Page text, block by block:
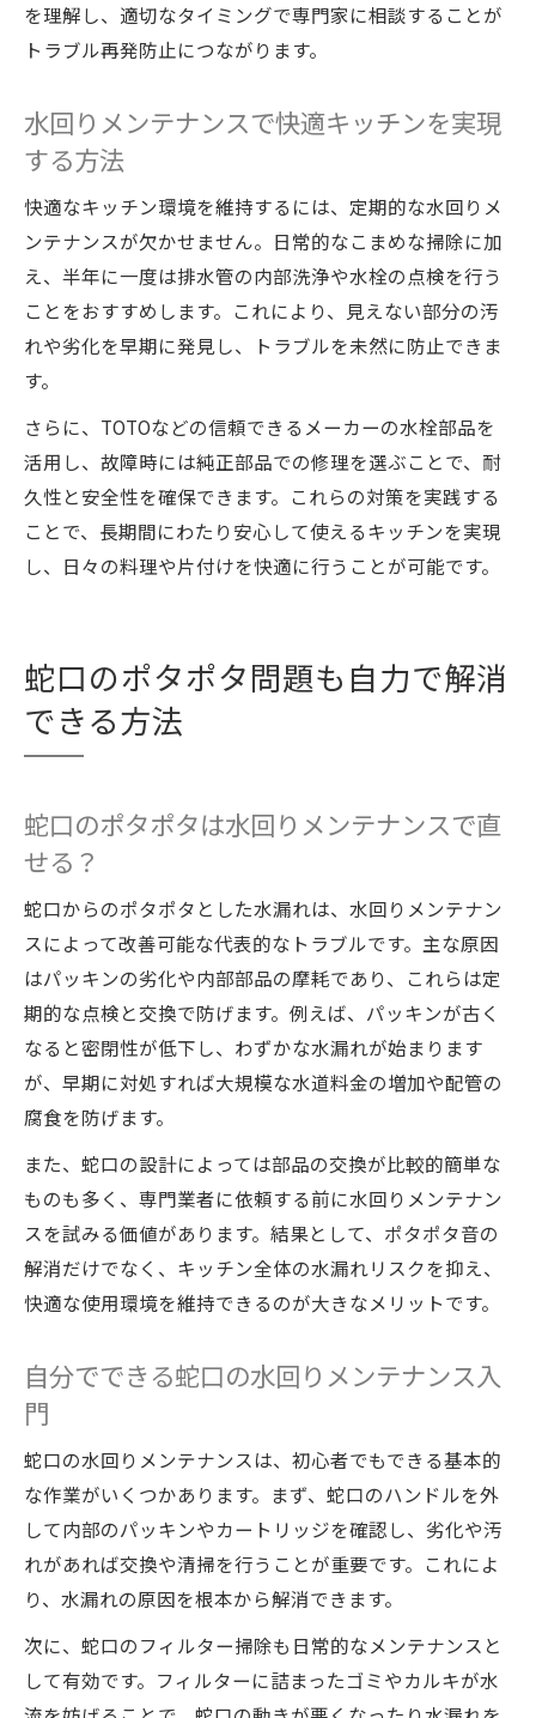
を理解し、適切なタイミングで専門家に相談することが
トラブル再発防止につながります。
水回りメンテナンスで快適キッチンを実現
する方法
快適なキッチン環境を維持するには、定期的な水回りメ
ンテナンスが欠かせません。日常的なこまめな掃除に加
え、半年に一度は排水管の内部洗浄や水栓の点検を行う
ことをおすすめします。これにより、見えない部分の汚
れや劣化を早期に発見し、トラブルを未然に防止できま
す。
さらに、TOTOなどの信頼できるメーカーの水栓部品を
活用し、故障時には純正部品での修理を選ぶことで、耐
久性と安全性を確保できます。これらの対策を実践する
ことで、長期間にわたり安心して使えるキッチンを実現
し、日々の料理や片付けを快適に行うことが可能です。
蛇口のポタポタ問題も自力で解消
できる方法
蛇口のポタポタは水回りメンテナンスで直
せる？
蛇口からのポタポタとした水漏れは、水回りメンテナン
スによって改善可能な代表的なトラブルです。主な原因
はパッキンの劣化や内部部品の摩耗であり、これらは定
期的な点検と交換で防げます。例えば、パッキンが古く
なると密閉性が低下し、わずかな水漏れが始まります
が、早期に対処すれば大規模な水道料金の増加や配管の
腐食を防げます。
また、蛇口の設計によっては部品の交換が比較的簡単な
ものも多く、専門業者に依頼する前に水回りメンテナン
スを試みる価値があります。結果として、ポタポタ音の
解消だけでなく、キッチン全体の水漏れリスクを抑え、
快適な使用環境を維持できるのが大きなメリットです。
自分でできる蛇口の水回りメンテナンス入
門
蛇口の水回りメンテナンスは、初心者でもできる基本的
な作業がいくつかあります。まず、蛇口のハンドルを外
して内部のパッキンやカートリッジを確認し、劣化や汚
れがあれば交換や清掃を行うことが重要です。これによ
り、水漏れの原因を根本から解消できます。
次に、蛇口のフィルター掃除も日常的なメンテナンスと
して有効です。フィルターに詰まったゴミやカルキが水